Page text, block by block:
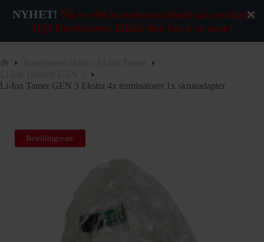
NYHET! Nå er det kvantumsrabatt på utvalgte
IQ8 Detektorer. Klikk her for å se mer!
Li-Ion Tamer GEN 3 Ekstra 4x terminatorer 1x skrueadapter
Bestillingsvare